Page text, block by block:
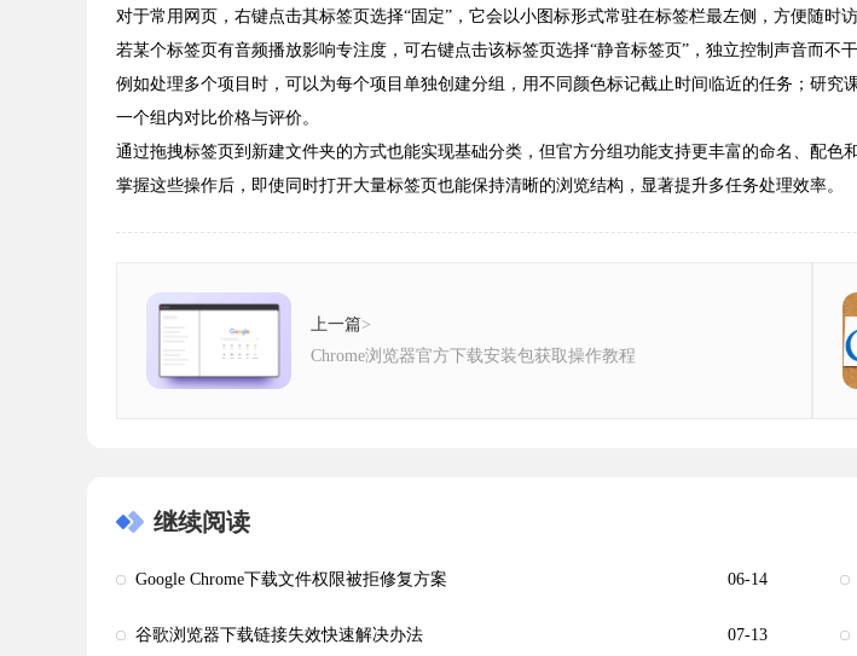
对于常用网页，右键点击其标签页选择“固定”，它会以小图标形式常驻在标签栏最左侧，方便随时
若某个标签页有音频播放影响专注度，可右键点击该标签页选择“静音标签页”，独立控制声音而不
例如处理多个项目时，可以为每个项目单独创建分组，用不同颜色标记截止时间临近的任务；研
一个组内对比价格与评价。
通过拖拽标签页到新建文件夹的方式也能实现基础分类，但官方分组功能支持更丰富的命名、配色
掌握这些操作后，即使同时打开大量标签页也能保持清晰的浏览结构，显著提升多任务处理效率。
上一篇>
Chrome浏览器官方下载安装包获取操作教程
继续阅读
Google Chrome下载文件权限被拒修复方案 06-14
谷歌浏览器下载链接失效快速解决办法 07-13